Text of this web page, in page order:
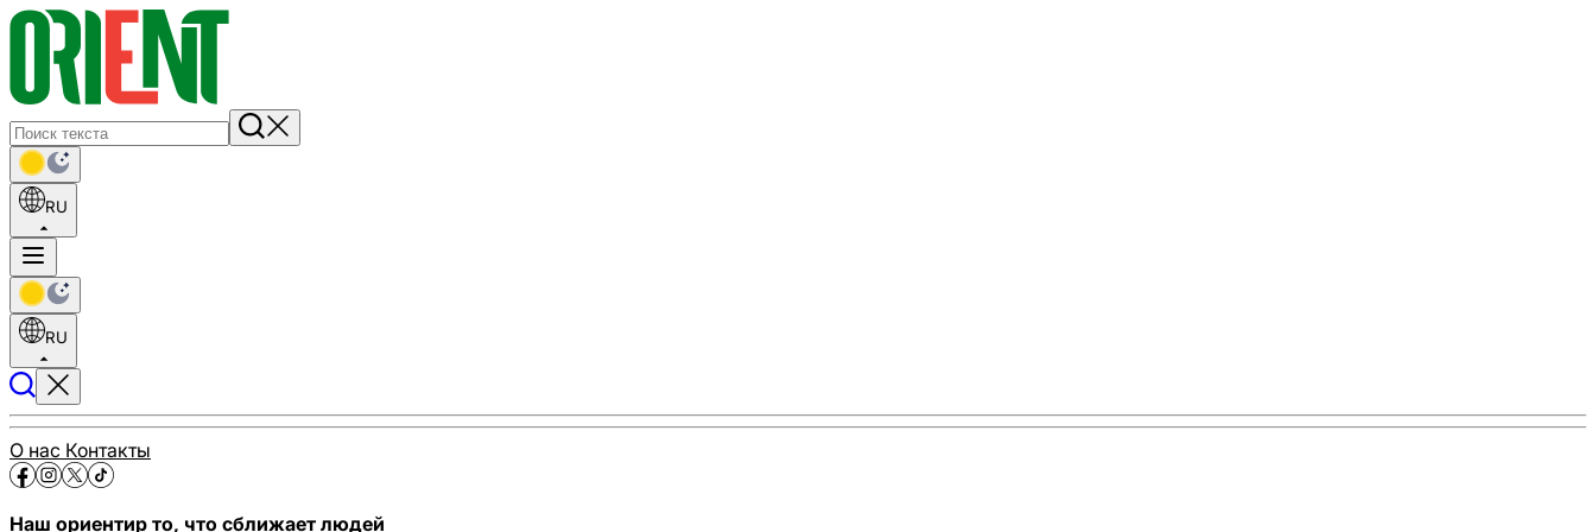
RU
RU
О нас Контакты
Наш ориентир то, что сближает людей